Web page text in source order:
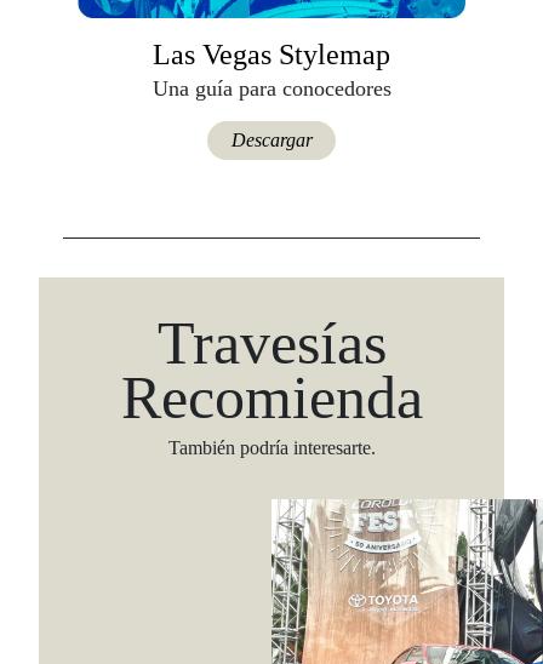
Las Vegas Stylemap
Una guía para conocedores
Descargar
Travesías
Recomienda
También podría interesarte.
Viaja con Travesías, recibe cada semana
itinerarios, tips de insider y las guías más